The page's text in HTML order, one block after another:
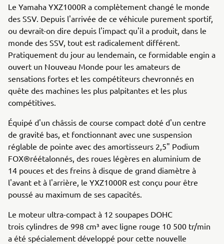
Le Yamaha YXZ1000R a complètement changé le monde
des SSV. Depuis l'arrivée de ce véhicule purement sportif,
ou devrait-on dire depuis l'impact qu'il a produit, dans le
monde des SSV, tout est radicalement différent.
Pratiquement du jour au lendemain, ce formidable engin a
ouvert un Nouveau Monde pour les amateurs de
sensations fortes et les compétiteurs chevronnés en
quête des machines les plus palpitantes et les plus
compétitives.
Équipé d'un châssis de course compact doté d'un centre
de gravité bas, et fonctionnant avec une suspension
réglable de pointe avec des amortisseurs 2,5" Podium
FOX®réétalonnés, des roues légères en aluminium de
14 pouces et des freins à disque de grand diamètre à
l'avant et à l'arrière, le YXZ1000R est conçu pour être
poussé au maximum de ses capacités.
Le moteur ultra-compact à 12 soupapes DOHC
trois cylindres de 998 cm³ avec ligne rouge 10 500 tr/min
a été spécialement développé pour cette nouvelle